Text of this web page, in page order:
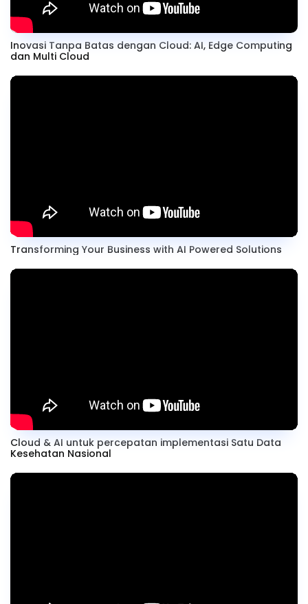
Inovasi Tanpa Batas dengan Cloud: AI, Edge Computing
dan Multi Cloud
Transforming Your Business with AI Powered Solutions
Cloud & AI untuk percepatan implementasi Satu Data
Kesehatan Nasional